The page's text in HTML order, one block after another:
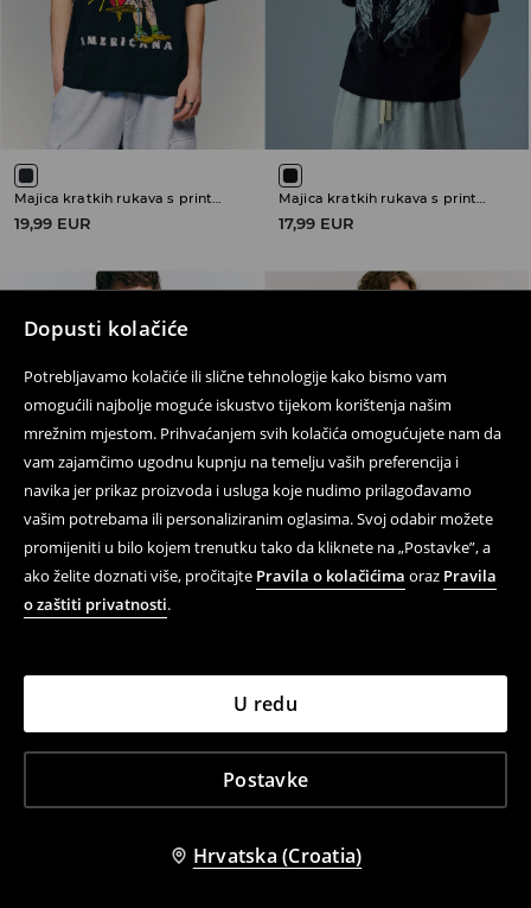
Dopusti kolačiće
Potrebljavamo kolačiće ili slične tehnologije kako bismo vam
omogućili najbolje moguće iskustvo tijekom korištenja našim
mrežnim mjestom. Prihvaćanjem svih kolačića omogućujete nam da
vam zajamčimo ugodnu kupnju na temelju vaših preferencija i
navika jer prikaz proizvoda i usluga koje nudimo prilagođavamo
vašim potrebama ili personaliziranim oglasima. Svoj odabir možete
promijeniti u bilo kojem trenutku tako da kliknete na „Postavke”, a
ako želite doznati više, pročitajte Pravila o kolačićima oraz Pravila
o zaštiti privatnosti.
Postavke
U redu
Hrvatska (Croatia)
Majica kratkih rukava s printom The Offspring
19,99 EUR
Majica kratkih rukava s printom
17,99 EUR
19,99 EUR